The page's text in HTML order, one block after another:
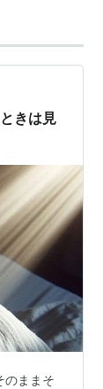
きは見
のままそ